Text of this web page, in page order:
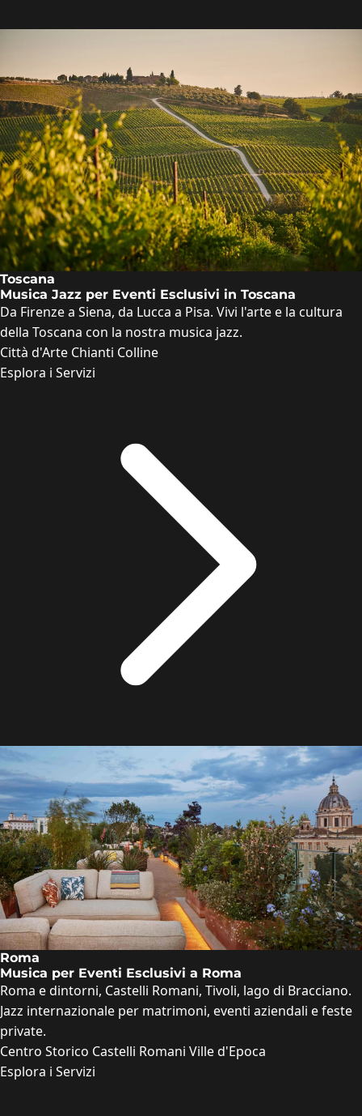
Toscana
Musica Jazz per Eventi Esclusivi in Toscana
Da Firenze a Siena, da Lucca a Pisa. Vivi l'arte e la cultura
della Toscana con la nostra musica jazz.
Città d'Arte Chianti Colline
Esplora i Servizi
Roma
Musica per Eventi Esclusivi a Roma
Roma e dintorni, Castelli Romani, Tivoli, lago di Bracciano.
Jazz internazionale per matrimoni, eventi aziendali e feste
private.
Centro Storico Castelli Romani Ville d'Epoca
Esplora i Servizi